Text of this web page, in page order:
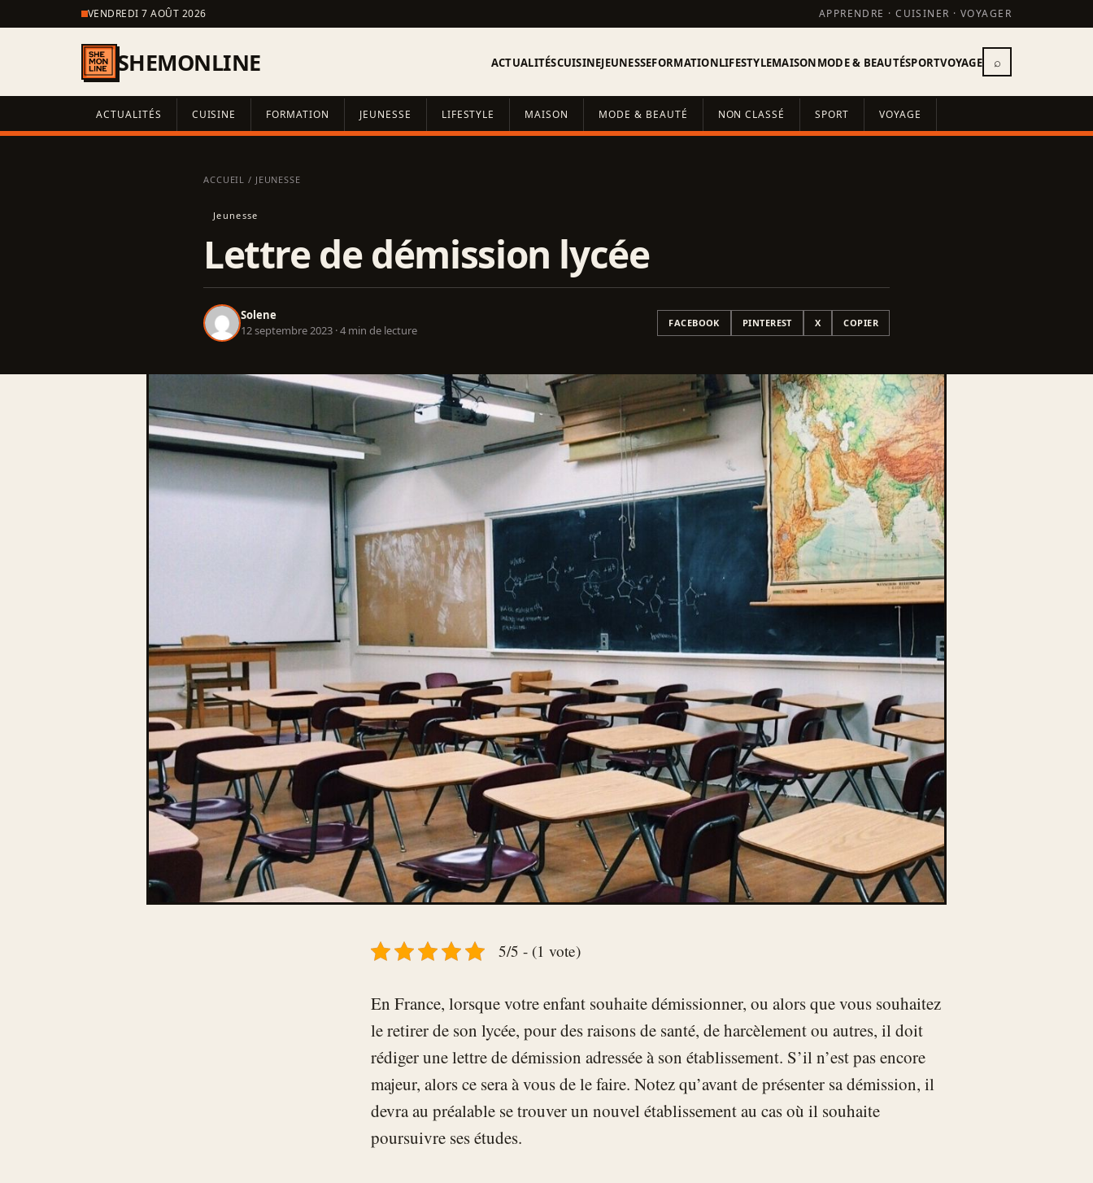
VENDREDI 7 AOÛT 2026 APPRENDRE · CUISINER · VOYAGER
SHEMONLINE ACTUALITÉSCUISINEJEUNESSEFORMATIONLIFESTYLEMAISONMODE & BEAUTÉSPORTVOYAGE ⌕
ACTUALITÉS CUISINE FORMATION JEUNESSE LIFESTYLE MAISON MODE & BEAUTÉ NON CLASSÉ SPORT VOYAGE
ACCUEIL / JEUNESSE
Jeunesse
Lettre de démission lycée
Solene
12 septembre 2023 · 4 min de lecture
FACEBOOK PINTEREST X COPIER
5/5 - (1 vote)
En France, lorsque votre enfant souhaite démissionner, ou alors que vous souhaitez
le retirer de son lycée, pour des raisons de santé, de harcèlement ou autres, il doit
rédiger une lettre de démission adressée à son établissement. S’il n’est pas encore
majeur, alors ce sera à vous de le faire. Notez qu’avant de présenter sa démission, il
devra au préalable se trouver un nouvel établissement au cas où il souhaite
poursuivre ses études.